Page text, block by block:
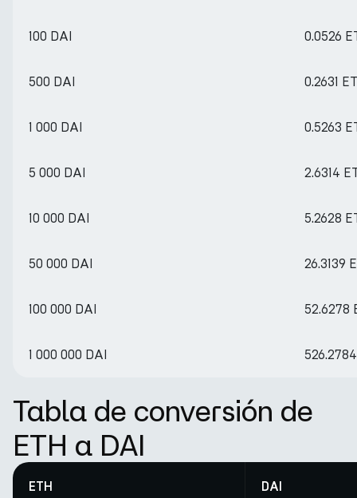
100 DAI 0.0526
500 DAI 0.2631
1 000 DAI 0.5263
5 000 DAI 2.6314
10 000 DAI 5.2628
50 000 DAI 26.3139
100 000 DAI 52.6278
1 000 000 DAI
Tabla de conversión de
ETH a DAI
ETH DAI